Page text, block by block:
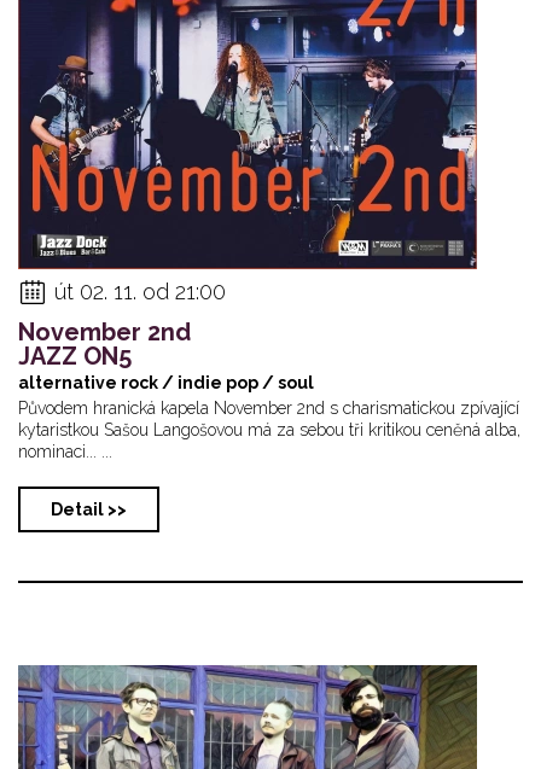
út 02. 11. od 21:00
November 2nd
JAZZ ON5
alternative rock / indie pop / soul
Původem hranická kapela November 2nd s charismatickou zpívající
kytaristkou Sašou Langošovou má za sebou tři kritikou ceněná alba,
nominaci... ...
Detail >>